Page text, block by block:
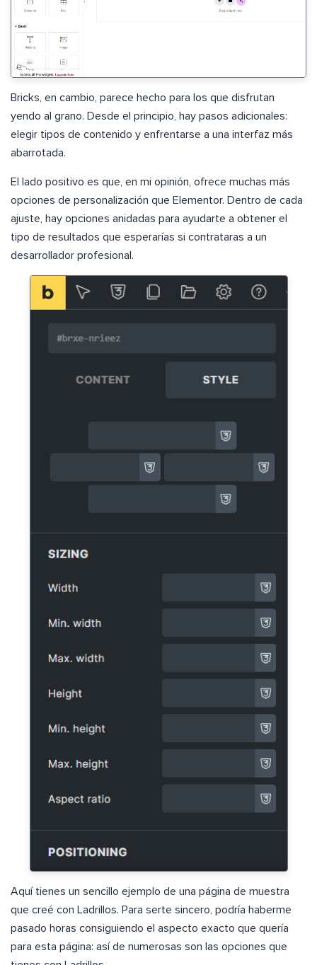
Bricks, en cambio, parece hecho para los que disfrutan
yendo al grano. Desde el principio, hay pasos adicionales:
elegir tipos de contenido y enfrentarse a una interfaz más
abarrotada.
El lado positivo es que, en mi opinión, ofrece muchas más
opciones de personalización que Elementor. Dentro de cada
ajuste, hay opciones anidadas para ayudarte a obtener el
tipo de resultados que esperarías si contrataras a un
desarrollador profesional.
Aquí tienes un sencillo ejemplo de una página de muestra
que creé con Ladrillos. Para serte sincero, podría haberme
pasado horas consiguiendo el aspecto exacto que quería
para esta página: así de numerosas son las opciones que